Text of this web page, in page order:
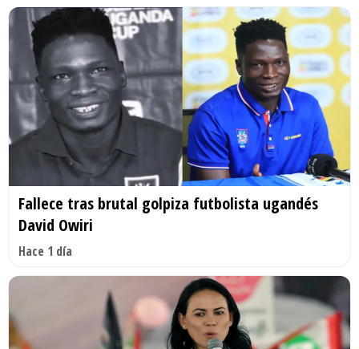
Fallece tras brutal golpiza futbolista ugandés
David Owiri
Hace 1 día